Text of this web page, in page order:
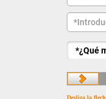
Desliza la